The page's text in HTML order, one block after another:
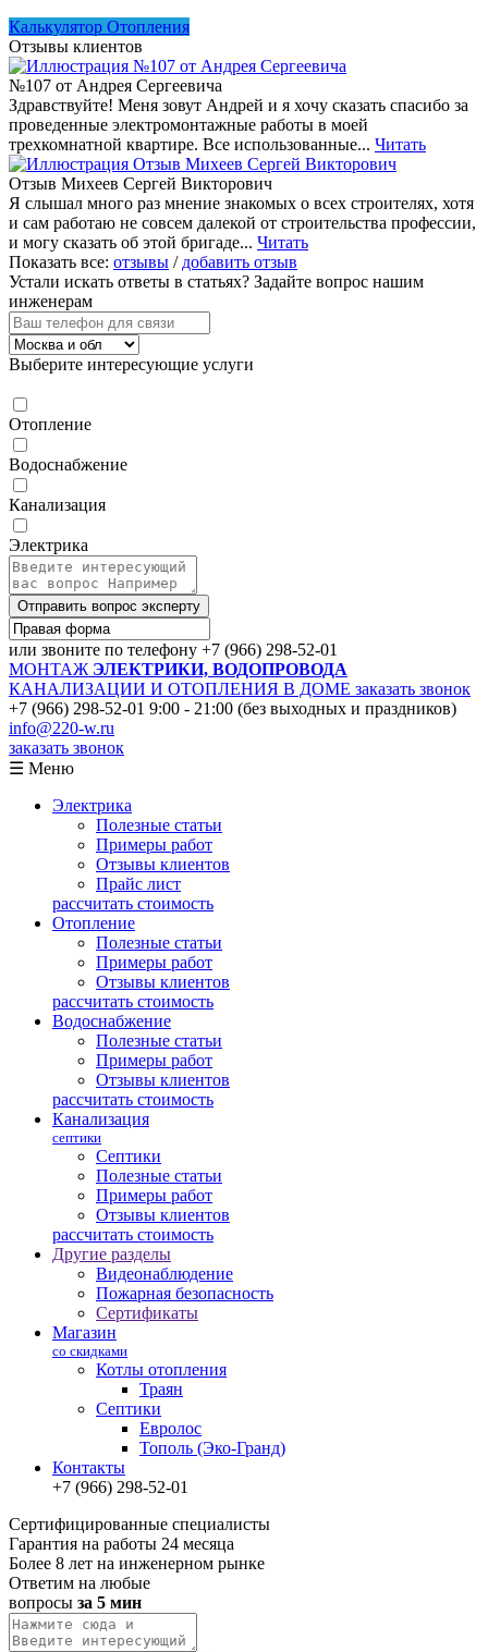
Калькулятор Отопления
Отзывы клиентов
№107 от Андрея Сергеевича
Здравствуйте! Меня зовут Андрей и я хочу сказать спасибо за
проведенные электромонтажные работы в моей
трехкомнатной квартире. Все использованные... Читать
Отзыв Михеев Сергей Викторович
Я слышал много раз мнение знакомых о всех строителях, хотя
и сам работаю не совсем далекой от строительства профессии,
и могу сказать об этой бригаде... Читать
Показать все: отзывы / добавить отзыв
Устали искать ответы в статьях? Задайте вопрос нашим
инженерам
Выберите интересующие услуги
Отопление
Водоснабжение
Канализация
Электрика
Отправить вопрос эксперту
или звоните по телефону +7 (966) 298-52-01
МОНТАЖ ЭЛЕКТРИКИ, ВОДОПРОВОДА
КАНАЛИЗАЦИИ И ОТОПЛЕНИЯ В ДОМЕ заказать звонок
+7 (966) 298-52-01 9:00 - 21:00 (без выходных и праздников)
info@220-w.ru
заказать звонок
☰ Меню
Электрика
Полезные статьи
Примеры работ
Отзывы клиентов
Прайс лист
рассчитать стоимость
Отопление
Полезные статьи
Примеры работ
Отзывы клиентов
рассчитать стоимость
Водоснабжение
Полезные статьи
Примеры работ
Отзывы клиентов
рассчитать стоимость
Канализация
септики
Септики
Полезные статьи
Примеры работ
Отзывы клиентов
рассчитать стоимость
Другие разделы
Видеонаблюдение
Пожарная безопасность
Сертификаты
Магазин
со скидками
Котлы отопления
Траян
Септики
Евролос
Тополь (Эко-Гранд)
Контакты
+7 (966) 298-52-01
Сертифицированные специалисты
Гарантия на работы 24 месяца
Более 8 лет на инженерном рынке
Ответим на любые
вопросы за 5 мин